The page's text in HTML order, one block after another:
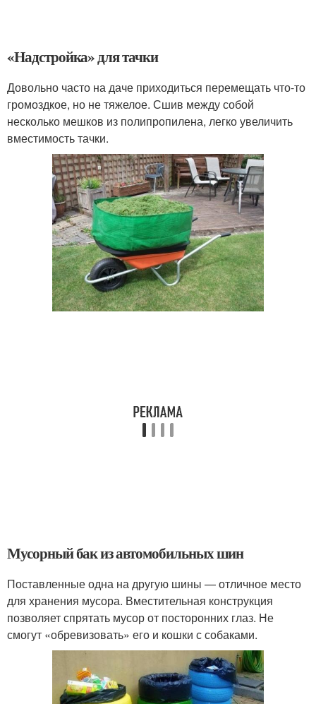
«Надстройка» для тачки
Довольно часто на даче приходиться перемещать что-то
громоздкое, но не тяжелое. Сшив между собой
несколько мешков из полипропилена, легко увеличить
вместимость тачки.
Мусорный бак из автомобильных шин
Поставленные одна на другую шины — отличное место
для хранения мусора. Вместительная конструкция
позволяет спрятать мусор от посторонних глаз. Не
смогут «обревизовать» его и кошки с собаками.